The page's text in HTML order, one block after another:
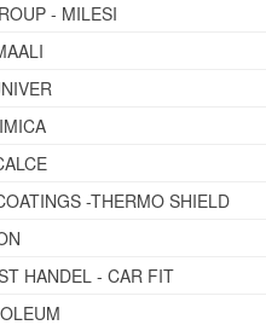
- MILESI
-THERMO SHIELD
HANDEL - CAR FIT